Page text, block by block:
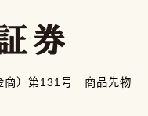
商）第131号 商品先物